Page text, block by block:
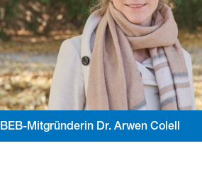
BEB-Mitgründerin Dr. Arwen Colell